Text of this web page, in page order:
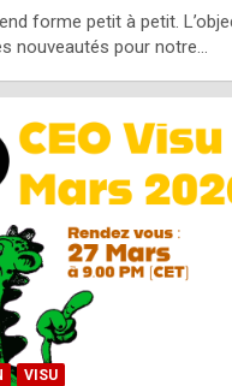
e
n
u
i
n
e
R
o
forme petit à petit.
nouveautés pour notre…
VISU